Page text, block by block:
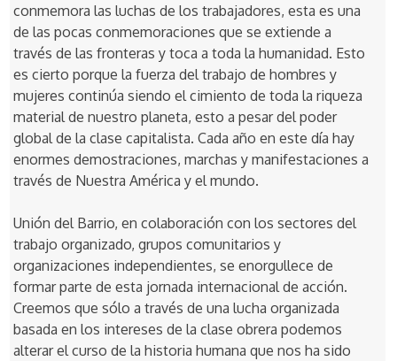
conmemora las luchas de los trabajadores, esta es una
de las pocas conmemoraciones que se extiende a
través de las fronteras y toca a toda la humanidad. Esto
es cierto porque la fuerza del trabajo de hombres y
mujeres continúa siendo el cimiento de toda la riqueza
material de nuestro planeta, esto a pesar del poder
global de la clase capitalista. Cada año en este día hay
enormes demostraciones, marchas y manifestaciones a
través de Nuestra América y el mundo.
Unión del Barrio, en colaboración con los sectores del
trabajo organizado, grupos comunitarios y
organizaciones independientes, se enorgullece de
formar parte de esta jornada internacional de acción.
Creemos que sólo a través de una lucha organizada
basada en los intereses de la clase obrera podemos
alterar el curso de la historia humana que nos ha sido